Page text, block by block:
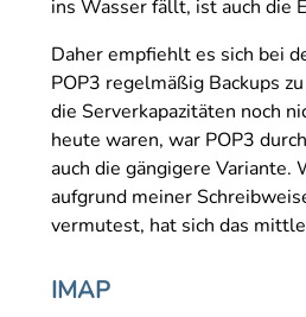
ins Wasser fällt, ist auch die
Daher empfiehlt es sich bei
POP3 regelmäßig Backups
die Serverkapazitäten noch
heute waren, war POP3
auch die gängigere Variante.
aufgrund meiner
vermutest, hat sich das
IMAP